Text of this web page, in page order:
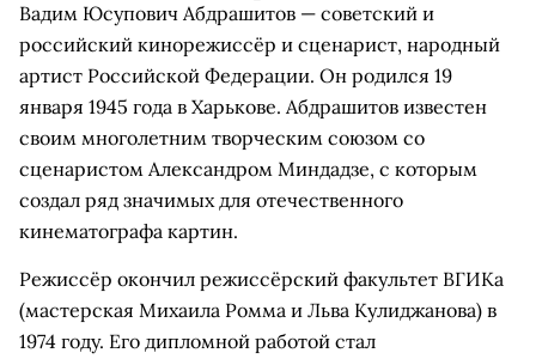
Вадим Юсупович Абдрашитов — советский и
российский кинорежиссёр и сценарист, народный
артист Российской Федерации. Он родился 19
января 1945 года в Харькове. Абдрашитов известен
своим многолетним творческим союзом со
сценаристом Александром Миндадзе, с которым
создал ряд значимых для отечественного
кинематографа картин.
Режиссёр окончил режиссёрский факультет ВГИКа
(мастерская Михаила Ромма и Льва Кулиджанова) в
1974 году. Его дипломной работой стал